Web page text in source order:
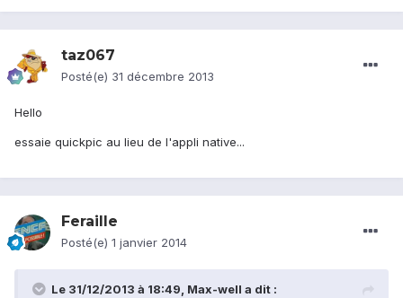
taz067
Posté(e) 31 décembre 2013
Hello
essaie quickpic au lieu de l'appli native...
Feraille
Posté(e) 1 janvier 2014
Le 31/12/2013 à 18:49, Max-well a dit :